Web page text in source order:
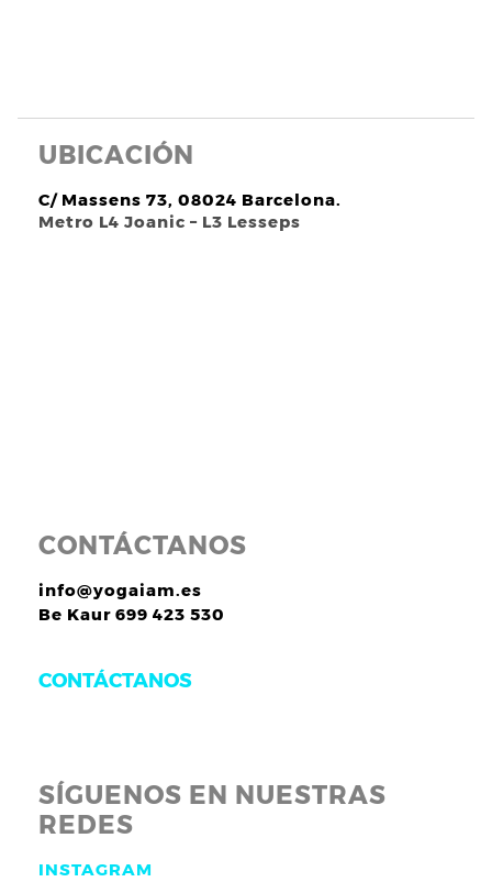
UBICACIÓN
C/ Massens 73, 08024 Barcelona.
Metro L4 Joanic – L3 Lesseps
CONTÁCTANOS
info@yogaiam.es
Be Kaur 699 423 530
CONTÁCTANOS
SÍGUENOS EN NUESTRAS
REDES
INSTAGRAM